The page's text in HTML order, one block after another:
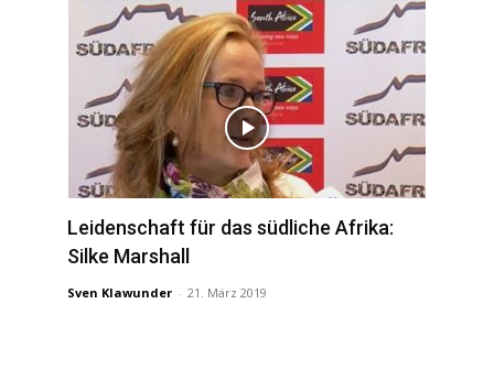
Leidenschaft für das südliche Afrika:
Silke Marshall
Sven Klawunder - 21. März 2019